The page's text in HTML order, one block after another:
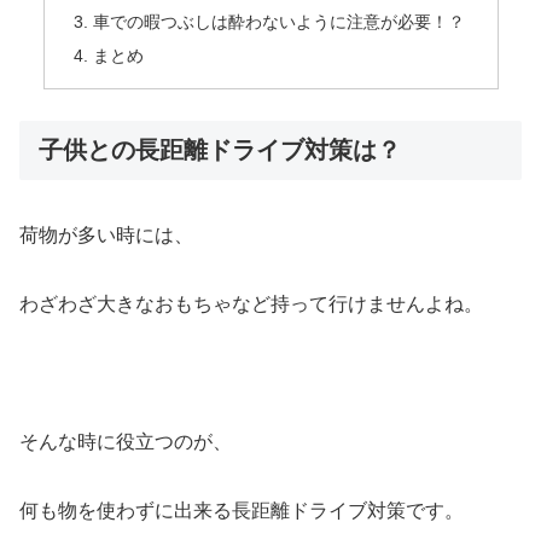
車での暇つぶしは酔わないように注意が必要！？
まとめ
子供との長距離ドライブ対策は？
荷物が多い時には、
わざわざ大きなおもちゃなど持って行けませんよね。
そんな時に役立つのが、
何も物を使わずに出来る長距離ドライブ対策です。